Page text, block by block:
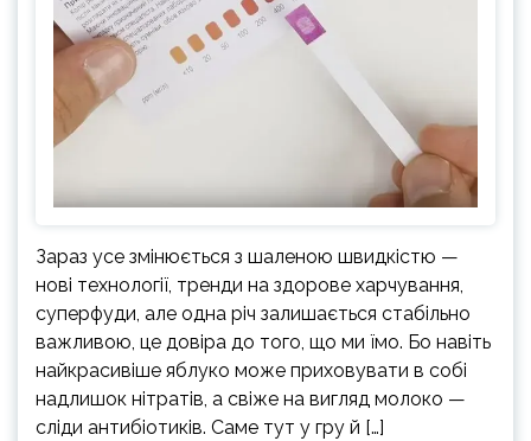
Зараз усе змінюється з шаленою швидкістю —
нові технології, тренди на здорове харчування,
суперфуди, але одна річ залишається стабільно
важливою, це довіра до того, що ми їмо. Бо навіть
найкрасивіше яблуко може приховувати в собі
надлишок нітратів, а свіже на вигляд молоко —
сліди антибіотиків. Саме тут у гру й […]